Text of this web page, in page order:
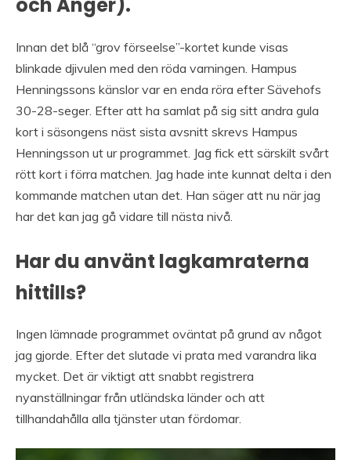
Innan det blå “grov förseelse”-kortet kunde visas
blinkade djivulen med den röda varningen. Hampus
Henningssons känslor var en enda röra efter Sävehofs
30-28-seger. Efter att ha samlat på sig sitt andra gula
kort i säsongens näst sista avsnitt skrevs Hampus
Henningsson ut ur programmet. Jag fick ett särskilt svårt
rött kort i förra matchen. Jag hade inte kunnat delta i den
kommande matchen utan det. Han säger att nu när jag
har det kan jag gå vidare till nästa nivå.
Har du använt lagkamraterna
hittills?
Ingen lämnade programmet oväntat på grund av något
jag gjorde. Efter det slutade vi prata med varandra lika
mycket. Det är viktigt att snabbt registrera
nyanställningar från utländska länder och att
tillhandahålla alla tjänster utan fördomar.